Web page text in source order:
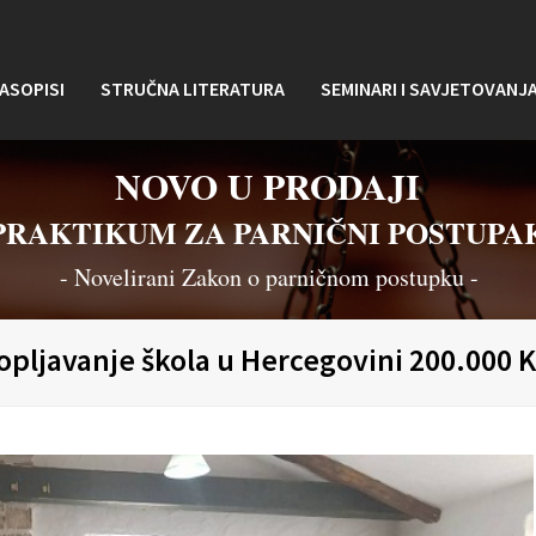
STRUČNA LITERATURA SEMINARI I
NOVO U PRODAJI
ZA PARNIČNI
- Novelirani Zakon o parničnom postupku -
škola u Hercegovini 200.000